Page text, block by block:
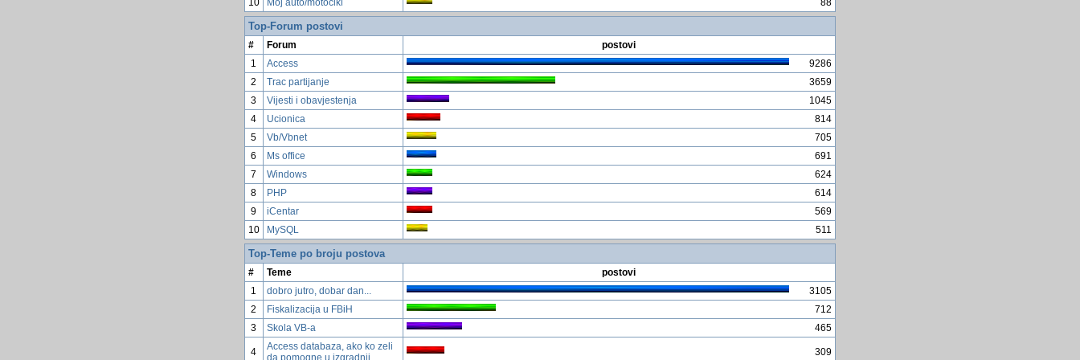
10 Moj auto/motocikl 88
Top-Forum postovi
# Forum
postovi
1
Access
9286
2
Trac partijanje
3659
3
Vijesti i obavjestenja
1045
4
Ucionica
814
5
Vb/Vbnet
705
6
Ms office
691
7
Windows
624
8
PHP
614
9
iCentar
569
10
MySQL 511
Top-Teme po broju postova
# Teme
postovi
1
dobro jutro, dobar dan...
3105
2
Fiskalizacija u FBiH
712
3
Skola VB-a 465
4
Access databaza, ako ko zeli
da pomogne u izgradnji
309